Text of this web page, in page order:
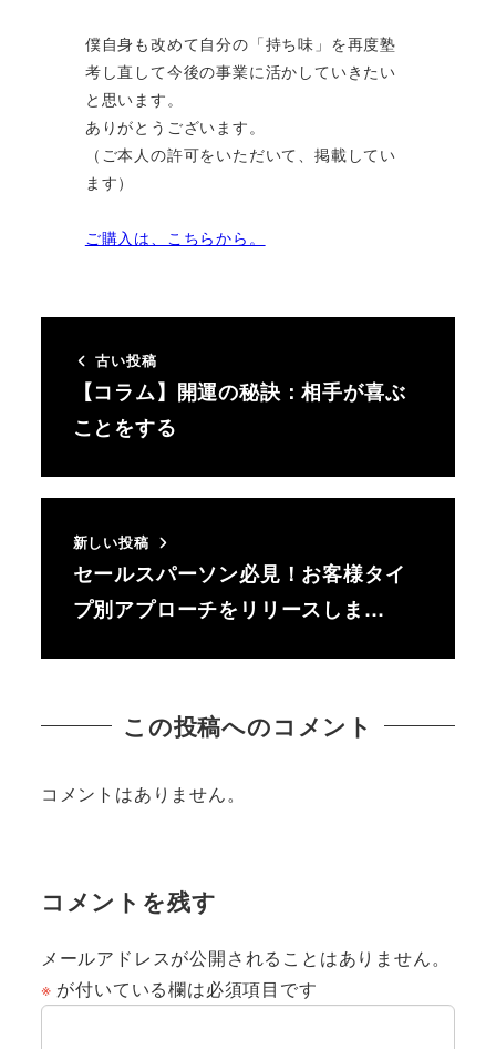
僕自身も改めて自分の「持ち味」を再度塾
考し直して今後の事業に活かしていきたい
と思います。
ありがとうございます。
（ご本人の許可をいただいて、掲載してい
ます）
ご購入は、こちらから。
古い投稿
【コラム】開運の秘訣：相手が喜ぶ
ことをする
新しい投稿
セールスパーソン必見！お客様タイ
プ別アプローチをリリースしま…
この投稿へのコメント
コメントはありません。
コメントを残す
メールアドレスが公開されることはありません。
※ が付いている欄は必須項目です